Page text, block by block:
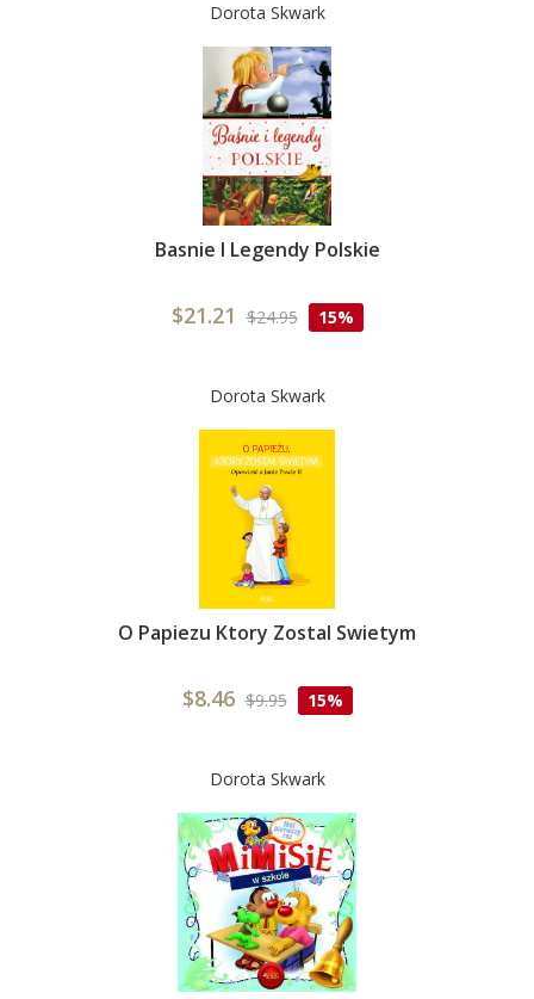
Dorota Skwark
Basnie I Legendy Polskie
$21.21 $24.95 15%
Dorota Skwark
O Papiezu Ktory Zostal Swietym
$8.46 $9.95 15%
Dorota Skwark